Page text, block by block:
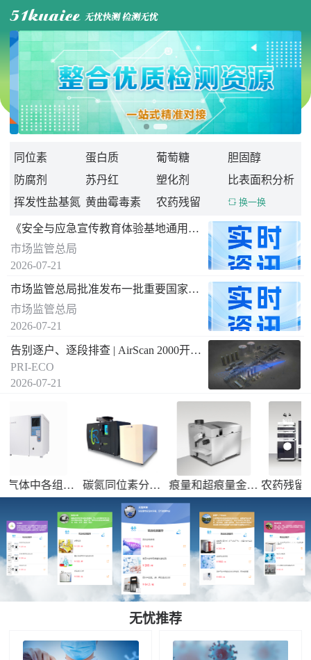

同位素 蛋白质 葡萄糖
胆固醇
防腐剂
苏丹红 塑化剂
比表面积分析
挥发性盐基氮 黄曲霉毒素 农药残留  换一换
《安全与应急宣传教育体验基地通用要求》 国家标准发布
市场监管总局
2026-07-21
市场监管总局批准发布一批重要国家标准
市场监管总局
2026-07-21
告别逐户、逐段排查 | AirScan 2000开启燃气泄漏远距离空间遥测新方式
PRI-ECO
2026-07-21
碳氮同位素分析
13 15
送国内合作实验室
检测
痕量和超痕量金属
元素的测定
农药残留、兽药残
稳定性差的有机物
定量分析
成
无忧推荐